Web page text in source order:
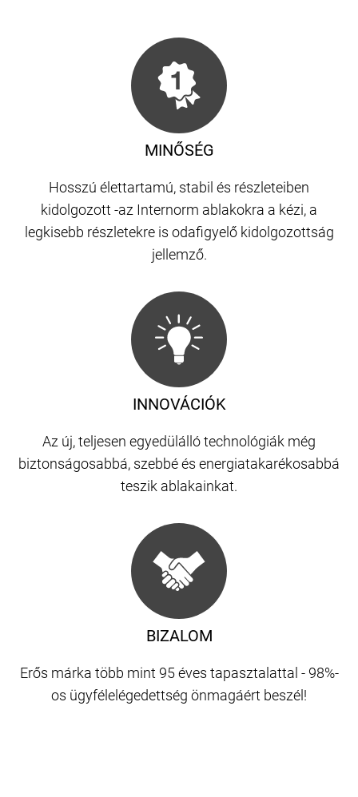
MINŐSÉG
Hosszú élettartamú, stabil és részleteiben
kidolgozott -az Internorm ablakokra a kézi, a
legkisebb részletekre is odafigyelő kidolgozottság
jellemző.
BIZALOM
Erős márka több mint 95 éves tapasztalattal - 98%-
os ügyfélelégedettség önmagáért beszél!
INNOVÁCIÓK
Az új, teljesen egyedülálló technológiák még
biztonságosabbá, szebbé és energiatakarékosabbá
teszik ablakainkat.